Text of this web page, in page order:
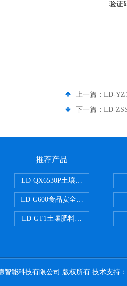
验证
上一篇： LD-
下一篇： LD-
推荐产品
LD-QX6530P土壤氧化还原电位检
LD-G600食品安全检测仪
LD-GT1土壤肥料养分检测仪
智能科技有限公司 版权所有 技术支持：